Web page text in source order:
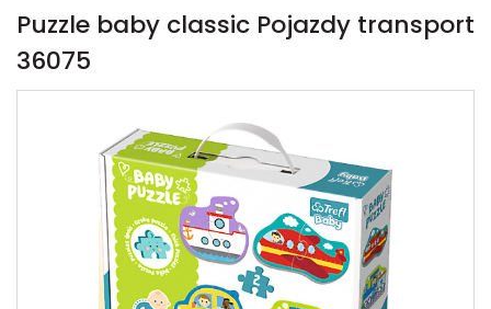
Puzzle baby classic Pojazdy transport
36075